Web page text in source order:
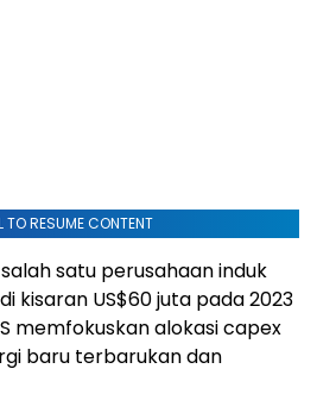
TO RESUME CONTENT
satu perusahaan induk
kisaran US$60 juta pada 2023
memfokuskan alokasi capex
baru terbarukan dan